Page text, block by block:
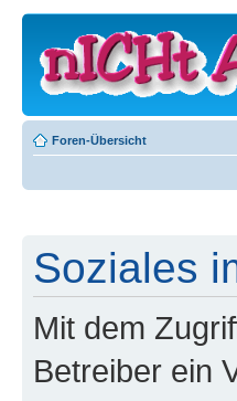
Foren-Übersicht
Soziales
Mit dem
Betreiber ein